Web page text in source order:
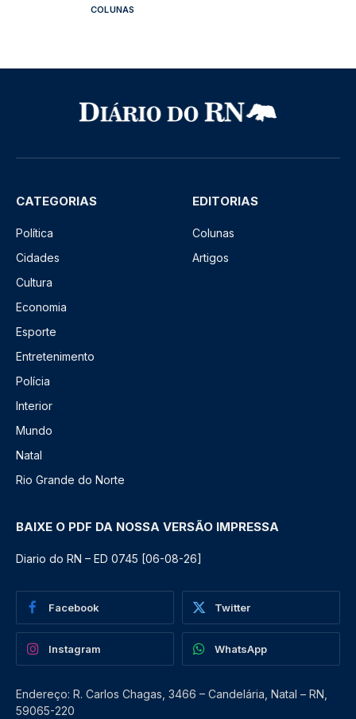
COLUNAS
CATEGORIAS
Política
Cidades
Cultura
Economia
Esporte
Entretenimento
Polícia
Interior
Mundo
Natal
Rio Grande do Norte
EDITORIAS
Colunas
Artigos
BAIXE O PDF DA NOSSA VERSÃO IMPRESSA
Diario do RN – ED 0745 [06-08-26]
Facebook Twitter
Instagram WhatsApp
Endereço: R. Carlos Chagas, 3466 – Candelária, Natal – RN,
59065-220